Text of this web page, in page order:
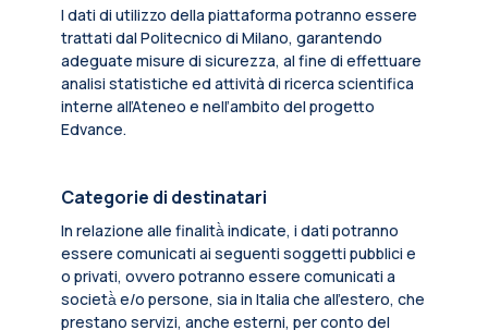
I dati di utilizzo della piattaforma potranno essere
trattati dal Politecnico di Milano, garantendo
adeguate misure di sicurezza, al fine di effettuare
analisi statistiche ed attività di ricerca scientifica
interne all’Ateneo e nell’ambito del progetto
Edvance.
Categorie di destinatari
In relazione alle finalità̀ indicate, i dati potranno
essere comunicati ai seguenti soggetti pubblici e
o privati, ovvero potranno essere comunicati a
società̀ e/o persone, sia in Italia che all’estero, che
prestano servizi, anche esterni, per conto del